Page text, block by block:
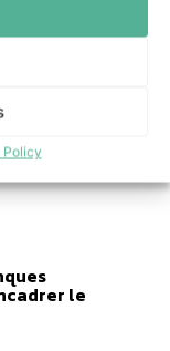
Policy
décisions
le